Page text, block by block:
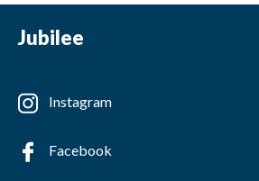
Jubilee
Instagram
Facebook